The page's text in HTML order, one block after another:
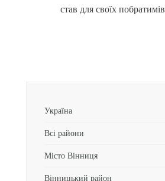
став для своїх побратимів
Україна
Всі райони
Місто Вінниця
Вінницький район